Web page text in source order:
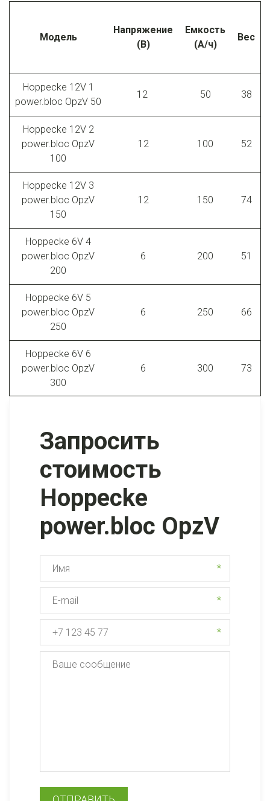
Модель
Напряжение
(В)
Емкость
(А/ч)
Вес
Hoppecke 12V 1
power.bloc OpzV 50
12 50 38
Hoppecke 12V 2
power.bloc OpzV
100
12 100 52
Hoppecke 12V 3
power.bloc OpzV
150
12 150 74
Hoppecke 6V 4
power.bloc OpzV
200
6 200 51
Hoppecke 6V 5
power.bloc OpzV
250
6 250 66
Hoppecke 6V 6
power.bloc OpzV
300
6 300 73
Запросить
стоимость
Hoppecke
power.bloc OpzV
*
*
*